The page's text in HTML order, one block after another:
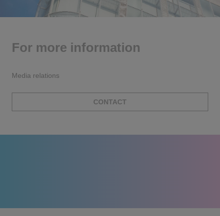
For more information
Media relations
CONTACT